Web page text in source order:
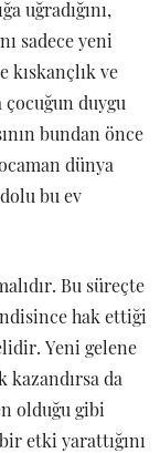
uğradığını,
sadece yeni
kıskançlık ve
duygu
bundan önce
dünya
bu ev
Bu süreçte
hak ettiği
Yeni gelene
da
olduğu gibi
etki yarattığını